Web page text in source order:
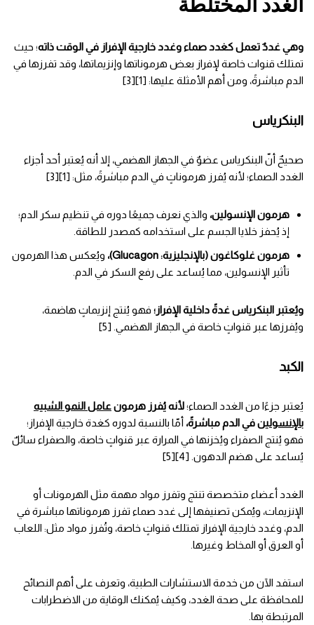
وهي غددٌ تعمل كغدد صماء وغدد خارجية الإفراز في الوقت ذاته؛ حيث
تمتلك قنوات خاصة لإفراز بعض هرموناتها وإنزيماتها، وقد تفرزها في
الدم مباشرةً، ومن أهم الأمثلة عليها: [1][3]
البنكرياس
صحيحٌ أنّ البنكرياس عضوٌ في الجهاز الهضمي، إلا أنه يُعتبر أحد أجزاء
الغدد الصماء؛ لأنه يُفرز هرموناتٍ في الدم مباشرةً، مثل: [1][3]
هرمون الإنسولين، والذي نعرف جميعًا دوره في تنظيم سكر الدم؛
إذ يُحفز خلايا الجسم على استخدامه كمصدر للطاقة.
هرمون غلوكاغون (بالإنجليزية: Glucagon)‏،
ويُعكس هذا الهرمون
تأثير الإنسولين، مما يُساعد على رفع السكر في الدم.
ويُعتبر البنكرياس غدةً داخلية الإفراز؛ فهو يُنتج إنزيماتٍ هاضمة،
ويُفرزها عبر قنواتٍ خاصة في الجهاز الهضمي. [5]
الكبد
يُعتبر جزءًا من الغدد الصماء؛لأنه يُفرز هرمونعامل النمو الشبيه
بالإنسولينفي الدم مباشرةً، أمّا بالنسبة لدوره كغدة خارجية الإفراز؛
فهو يُنتج الصفراء ويُخزنها في المرارة عبر قنواتٍ خاصة، والصفراء سائلٌ
يُساعد على هضم الدهون. [4][5]
الغدد أعضاء متخصصة تنتج وتفرز مواد مهمة مثل الهرمونات أو
الإنزيمات، ويُمكن تصنيفها إلى غدد صماء تفرز هرموناتها مباشرة في
الدم، وغدد خارجية الإفراز تمتلك قنواتٍ خاصة، وتُفرز مواد مثل: اللعاب
أو العرق أو المخاط وغيرها.
استفد الآن من خدمة الاستشارات الطبية، وتعرف على أهم النصائح
للمحافظة على صحة الغدد، وكيف يُمكنك الوقاية من الاضطرابات
المرتبطة بها.